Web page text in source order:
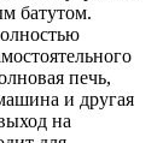
батутом.
печь,
и другая
на